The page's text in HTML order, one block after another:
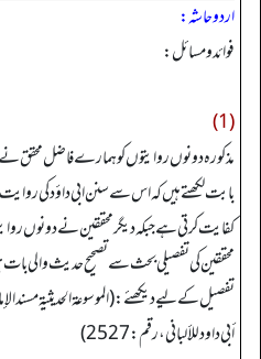
اردو حاشہ:
فوائدو مسائل:
(1)
مذکورہ دونوں روایتوں کو ہمارے فاضل محقق
بابت لکھتے ہیں کہ اس سے سنن ابی داؤد کی روایت (2894،
کفایت کرتی ہے جبکہ دیگر محققین نے دونوں
محققین کی تفصیلی بحث سے تصحیح حدیث والی
أبي داود للألبانی، رقم: 2527)